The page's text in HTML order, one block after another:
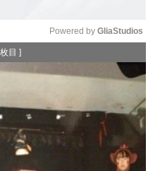
Powered by GliaStudios
目 ]